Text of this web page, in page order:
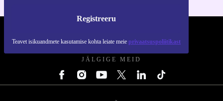
Registreeru
Teavet isikuandmete kasutamise kohta leiate meie privaatsuspoliitikast
JÄLGIGE MEID